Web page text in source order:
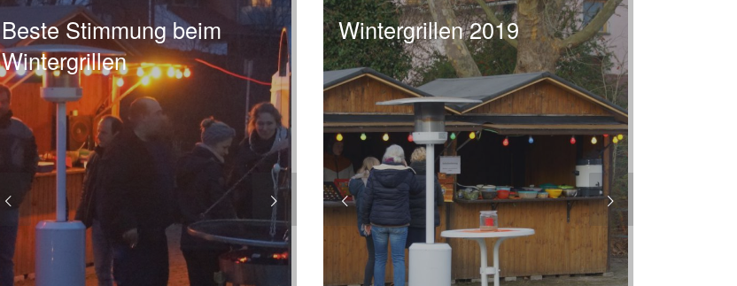
Beste Stimmung beim
Wintergrillen
Wintergrillen 2019